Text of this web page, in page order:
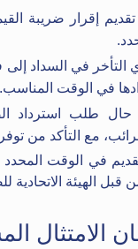
التأخر في السداد
في الوقت المناسب.
طلب استرداد
مع التأكد من
في الوقت
الهيئة الاتحادية